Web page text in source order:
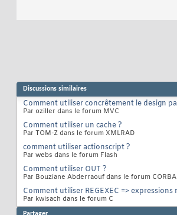
Discussions similaires
Comment utiliser concrêtement le design
Par oziller dans le forum MVC
Comment utiliser un cache ?
Par TOM-Z dans le forum XMLRAD
comment utiliser actionscript ?
Par webs dans le forum Flash
Comment utiliser OUT ?
Par Bouziane Abderraouf dans le forum CORBA
Comment utiliser REGEXEC => expressions
Par kwisach dans le forum C